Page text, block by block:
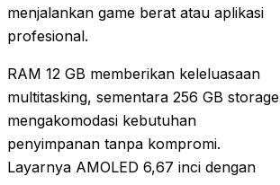
menjalankan game berat atau aplikasi
profesional.
RAM 12 GB memberikan keleluasaan
multitasking, sementara 256 GB storage
mengakomodasi kebutuhan
penyimpanan tanpa kompromi.
Layarnya AMOLED 6,67 inci dengan